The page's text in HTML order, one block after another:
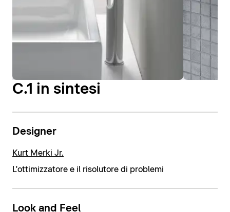
C.1 in sintesi
Designer
Kurt Merki Jr.
L'ottimizzatore e il risolutore di problemi
Look and Feel